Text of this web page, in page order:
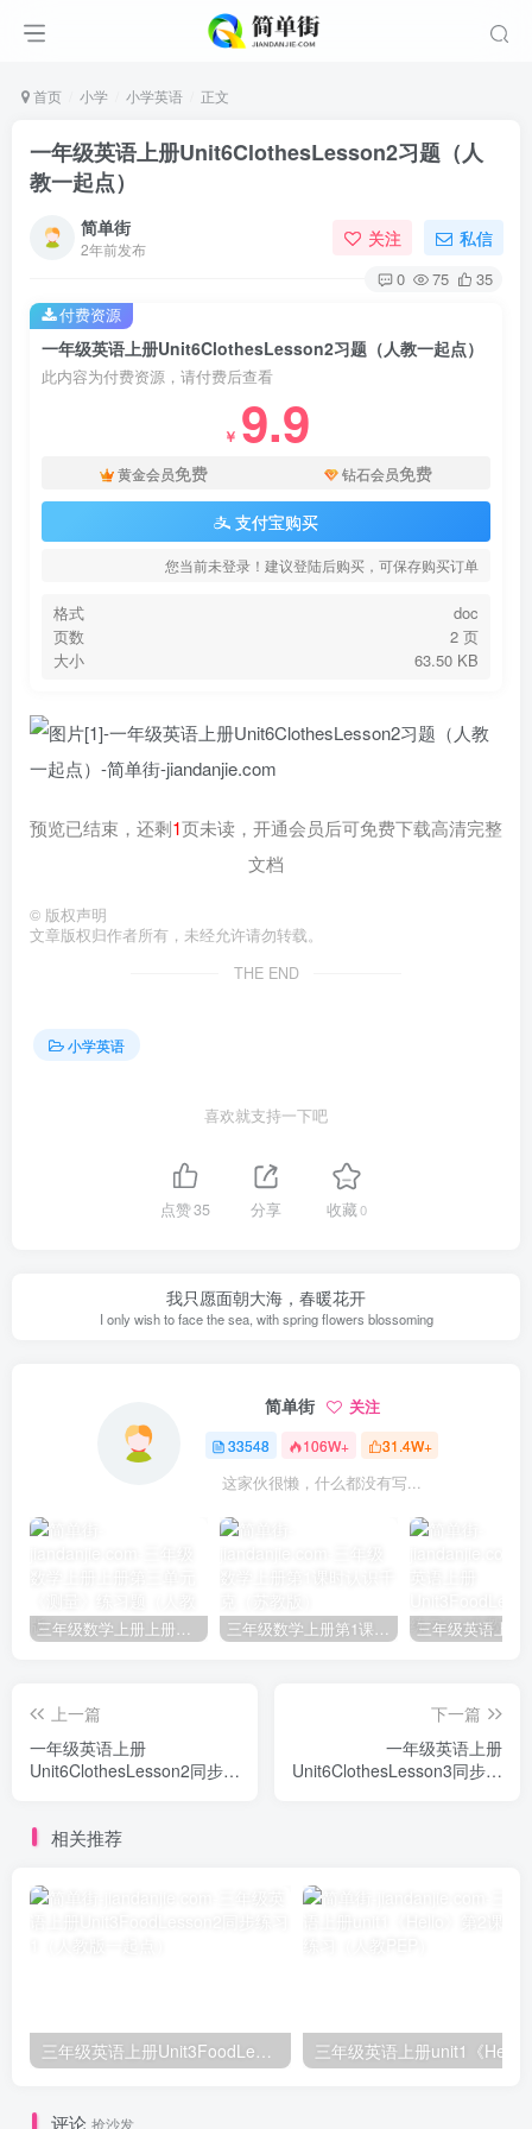
首页 小学 小学英语 正文
一年级英语上册Unit6ClothesLesson2习题（人
教一起点）
简单街
2年前发布 关注 私信
0 75 35
一年级英语上册Unit6ClothesLesson2习题（人教一起点）
此内容为付费资源，请付费后查看
￥ 9.9
黄金会员免费 钻石会员免费
支付宝购买
您当前未登录！建议登陆后购买，可保存购买订单
格式
doc
页数
2 页
大小
63.50 KB
付费资源
预览已结束，还剩1页未读，开通会员后可免费下载高清完整
文档
© 版权声明
文章版权归作者所有，未经允许请勿转载。
THE END
小学英语
喜欢就支持一下吧
点赞35 分享 收藏0
我只愿面朝大海，春暖花开
I only wish to face the sea, with spring flowers blossoming
简单街 关注
33548 106W+ 31.4W+
这家伙很懒，什么都没有写...
上一篇
一年级英语上册
Unit6ClothesLesson2同步练
下一篇
一年级英语上册
Unit6ClothesLesson3同步练
相关推荐
评论 抢沙发